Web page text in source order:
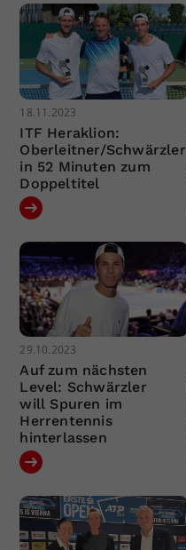
18.11.2023
ITF Heraklion:
Oberleitner/Schwärzler
in 52 Minuten zum
Doppeltitel
29.10.2023
Auf zum nächsten
Level: Schwärzler
will Spuren im
Herrentennis
hinterlassen